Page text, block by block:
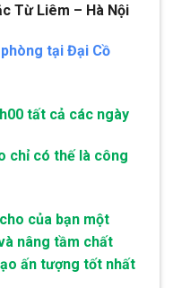
Từ Liêm – Hà Nội
tại Đại Cồ
tất cả các ngày
chỉ có thế là công
của bạn một
nâng tầm chất
ấn tượng tốt nhất